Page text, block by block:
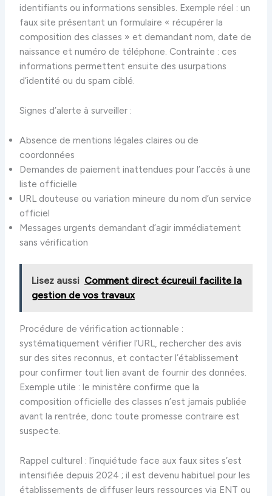
identifiants ou informations sensibles. Exemple réel : un
faux site présentant un formulaire « récupérer la
composition des classes » et demandant nom, date de
naissance et numéro de téléphone. Contrainte : ces
informations permettent ensuite des usurpations
d’identité ou du spam ciblé.
Signes d’alerte à surveiller :
Absence de mentions légales claires ou de
coordonnées
Demandes de paiement inattendues pour l’accès à une
liste officielle
URL douteuse ou variation mineure du nom d’un service
officiel
Messages urgents demandant d’agir immédiatement
sans vérification
Lisez aussi Comment direct écureuil facilite la
gestion de vos travaux
Procédure de vérification actionnable :
systématiquement vérifier l’URL, rechercher des avis
sur des sites reconnus, et contacter l’établissement
pour confirmer tout lien avant de fournir des données.
Exemple utile : le ministère confirme que la
composition officielle des classes n’est jamais publiée
avant la rentrée, donc toute promesse contraire est
suspecte.
Rappel culturel : l’inquiétude face aux faux sites s’est
intensifiée depuis 2024 ; il est devenu habituel pour les
établissements de diffuser leurs ressources via ENT ou